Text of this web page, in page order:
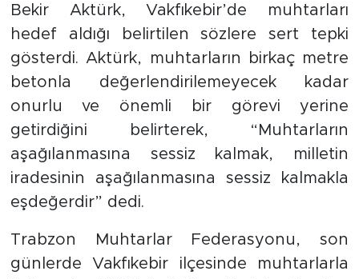
Bekir Aktürk, Vakfıkebir’de muhtarları
hedef aldığı belirtilen sözlere sert tepki
gösterdi. Aktürk, muhtarların birkaç metre
betonla değerlendirilemeyecek kadar
onurlu ve önemli bir görevi yerine
getirdiğini belirterek, “Muhtarların
aşağılanmasına sessiz kalmak, milletin
iradesinin aşağılanmasına sessiz kalmakla
eşdeğerdir” dedi.
Trabzon Muhtarlar Federasyonu, son
günlerde Vakfıkebir ilçesinde muhtarlarla